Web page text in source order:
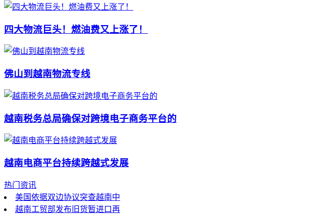
四大物流巨头！燃油费又上涨了！
佛山到越南物流专线
越南税务总局确保对跨境电子商务平台的
越南电商平台持续跨越式发展
热门资讯
美国依据双边协议突查越南中
越南工贸部发布旧货暂进口再